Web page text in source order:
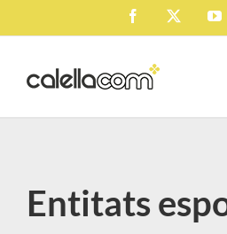
to
Facebook
Entitats